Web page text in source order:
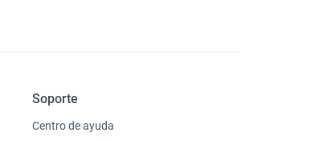
Soporte
Centro de ayuda